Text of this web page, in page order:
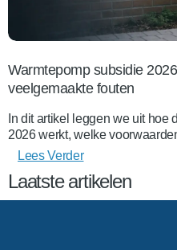
Laatste artikelen
Warmtepomp subsidie
veelgemaakte fouten
In dit artikel leggen we uit hoe
2026 werkt, welke
Lees Verder